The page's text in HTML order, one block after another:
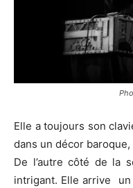
Elle a toujours son
dans un décor
De l’autre côté de la
intrigant. Elle arrive